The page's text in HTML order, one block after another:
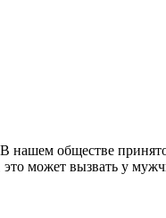
обществе
может вызвать у